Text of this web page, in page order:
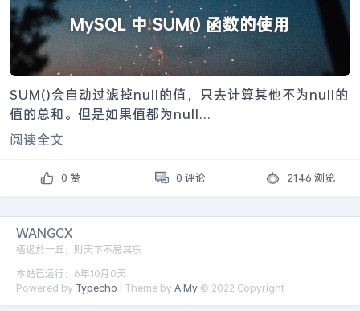
MySQL 中 SUM() 函数的使用
SUM()会自动过滤掉null的值，只去计算其他不为null的
值的总和。但是如果值都为null...
阅读全文
0 赞 0 评论 2146 浏览
WANGCX
栖迟於一丘，则天下不易其乐
本站已运行：6年10月0天
Powered by Typecho | Theme by A-My © 2022 Copyright